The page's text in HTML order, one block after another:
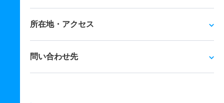
所在地・アクセス
問い合わせ先